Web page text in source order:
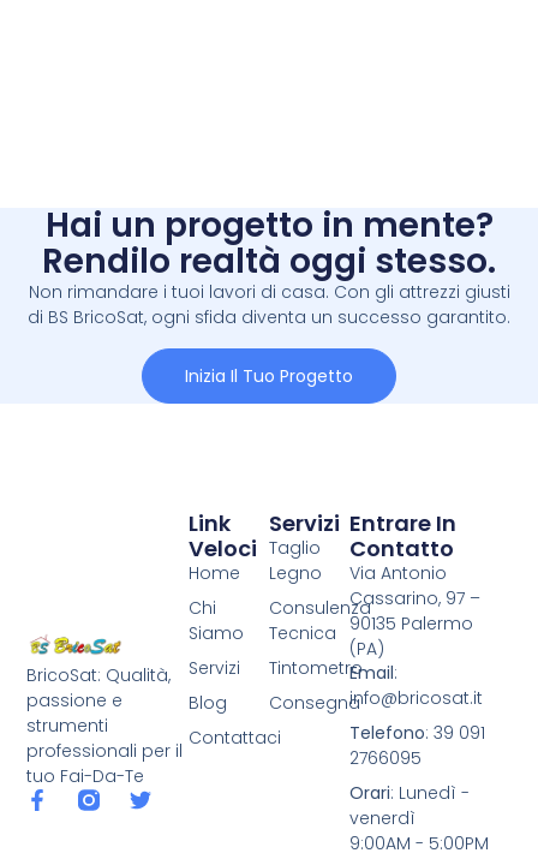
Hai un progetto in mente?
Rendilo realtà oggi stesso.
Non rimandare i tuoi lavori di casa. Con gli attrezzi giusti
di BS BricoSat, ogni sfida diventa un successo garantito.
Inizia Il Tuo Progetto
BricoSat: Qualità,
passione e
strumenti
professionali per il
tuo Fai-Da-Te
Servizi
Taglio
Legno
Consulenza
Tecnica
Tintometro
Consegna
Link
Veloci
Home
Chi
Siamo
Servizi
Blog
Contattaci
Entrare In
Contatto
Via Antonio
Cassarino, 97 –
90135 Palermo
(PA)
Email:
info@bricosat.it
Telefono: 39 091
2766095
Orari: Lunedì -
venerdì
9:00AM - 5:00PM